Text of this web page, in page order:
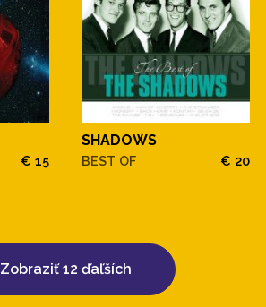
€ 15
SHADOWS
BEST OF € 20
Zobraziť 12 ďaľších